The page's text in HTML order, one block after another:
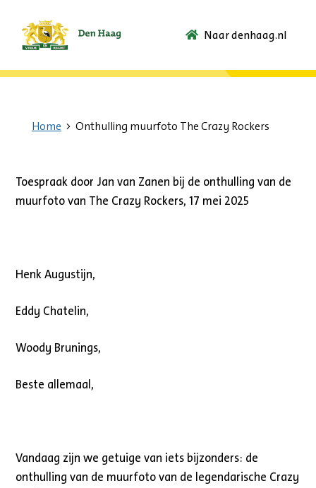
Ga
de
Naar denhaag.nl
Home Onthulling muurfoto The Crazy Rockers
Toespraak door Jan van Zanen bij de onthulling van de
muurfoto van The Crazy Rockers, 17 mei 2025
Henk Augustijn,
Eddy Chatelin,
Woody Brunings,
Beste allemaal,
Vandaag zijn we getuige van iets bijzonders: de
onthulling van de muurfoto van de legendarische Crazy